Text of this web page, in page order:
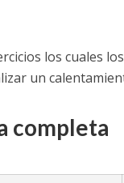
los cuales
un
completa